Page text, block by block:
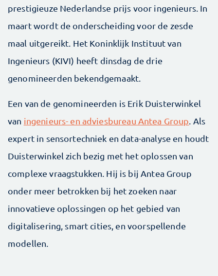
prestigieuze Nederlandse prijs voor ingenieurs. In
maart wordt de onderscheiding voor de zesde
maal uitgereikt. Het Koninklijk Instituut van
Ingenieurs (KIVI) heeft dinsdag de drie
genomineerden bekendgemaakt.
Een van de genomineerden is Erik Duisterwinkel
van ingenieurs- en adviesbureau Antea Group. Als
expert in sensortechniek en data-analyse en houdt
Duisterwinkel zich bezig met het oplossen van
complexe vraagstukken. Hij is bij Antea Group
onder meer betrokken bij het zoeken naar
innovatieve oplossingen op het gebied van
digitalisering, smart cities, en voorspellende
modellen.